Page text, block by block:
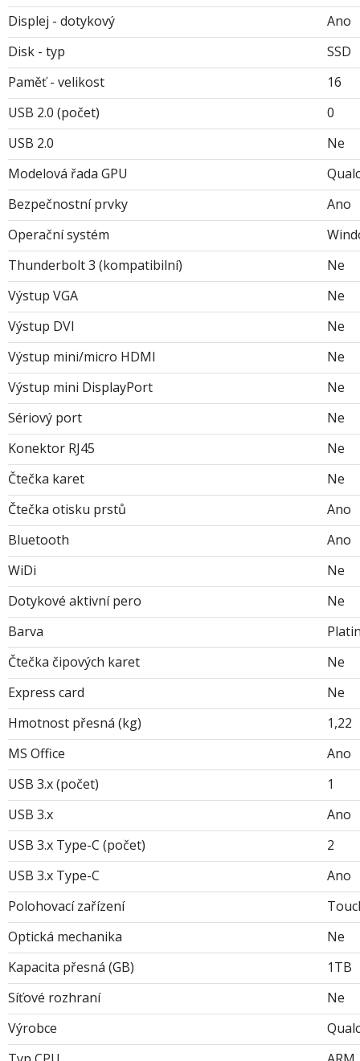
Displej - dotykový
Ano
Disk - typ
SSD
Paměť - velikost
16
USB 2.0 (počet)
0
USB 2.0
Ne
Modelová řada GPU
Bezpečnostní prvky
Ano
Operační systém
Thunderbolt 3 (kompatibilní)
Ne
Výstup VGA
Ne
Výstup DVI
Ne
Výstup mini/micro HDMI
Ne
Výstup mini DisplayPort
Ne
Sériový port
Ne
Konektor RJ45
Ne
Čtečka karet
Ne
Čtečka otisku prstů
Ano
Bluetooth
Ano
WiDi
Ne
Dotykové aktivní pero
Ne
Barva
Čtečka čipových karet
Ne
Express card
Ne
Hmotnost přesná (kg)
1,22
MS Office
Ano
USB 3.x (počet)
1
USB 3.x
Ano
USB 3.x Type-C (počet)
2
USB 3.x Type-C
Ano
Polohovací zařízení
Optická mechanika
Ne
Kapacita přesná (GB)
1TB
Síťové rozhraní
Ne
Výrobce